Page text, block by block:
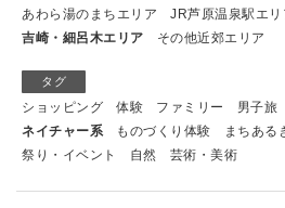
あわら湯のまちエリア
JR芦原温泉駅エリ
吉崎・細呂木エリア
その他近郊エリア
タグ
ショッピング 体験 ファミリー 男子旅
ネイチャー系
ものづくり体験 まちある
祭り・イベント
自然 芸術・美術